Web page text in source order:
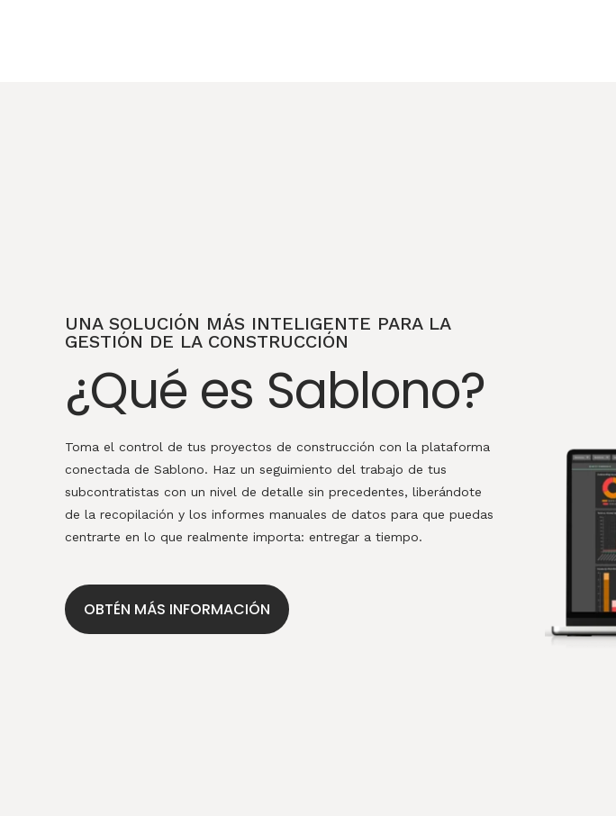
UNA SOLUCIÓN MÁS INTELIGENTE PARA LA
GESTIÓN DE LA CONSTRUCCIÓN
¿Qué es Sablono?
Toma el control de tus proyectos de construcción con la plataforma
conectada de Sablono. Haz un seguimiento del trabajo de tus
subcontratistas con un nivel de detalle sin precedentes, liberándote
de la recopilación y los informes manuales de datos para que puedas
centrarte en lo que realmente importa: entregar a tiempo.
OBTÉN MÁS INFORMACIÓN